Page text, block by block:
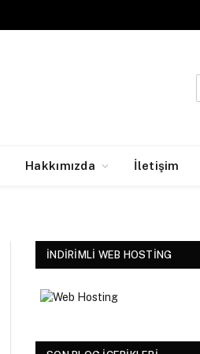
Hakkımızda İletişim
İNDIRIMLI WEB HOSTING